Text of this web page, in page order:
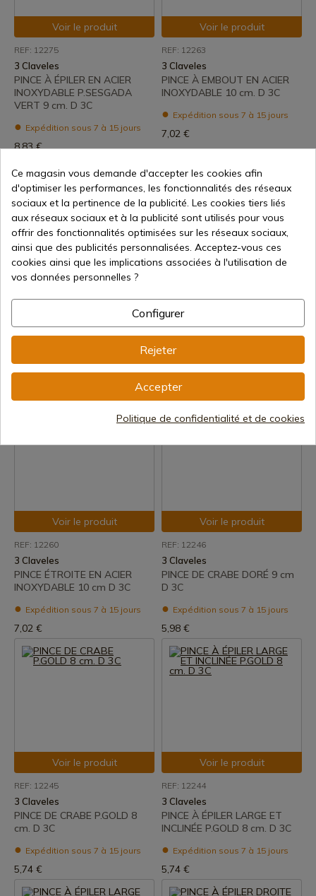
Voir le produit
REF: 12275
3 Claveles
PINCE À ÉPILER EN ACIER
INOXYDABLE P.SESGADA
VERT 9 cm. D 3C
Expédition sous 7 à 15 jours
8,83 €
Voir le produit
REF: 12263
3 Claveles
PINCE À EMBOUT EN ACIER
INOXYDABLE 10 cm. D 3C
Expédition sous 7 à 15 jours
7,02 €
Voir le produit
PINCE DE CRABE EN ACIER
3 Claveles
PINCE OBLIQUE EN ACIER
INOXYDABLE 10 cm D 3C
7,02 €
Voir le produit
REF: 12260
3 Claveles
PINCE ÉTROITE EN ACIER
INOXYDABLE 10 cm D 3C
Expédition sous 7 à 15 jours
7,02 €
Voir le produit
REF: 12246
3 Claveles
PINCE DE CRABE DORÉ 9 cm
D 3C
Expédition sous 7 à 15 jours
5,98 €
Voir le produit
REF: 12245
3 Claveles
PINCE DE CRABE P.GOLD 8
cm. D 3C
Expédition sous 7 à 15 jours
5,74 €
Voir le produit
REF: 12244
3 Claveles
PINCE À ÉPILER LARGE ET
INCLINÉE P.GOLD 8 cm. D 3C
Expédition sous 7 à 15 jours
5,74 €
Ce magasin vous demande d'accepter les cookies afin
d'optimiser les performances, les fonctionnalités des réseaux
sociaux et la pertinence de la publicité. Les cookies tiers liés
aux réseaux sociaux et à la publicité sont utilisés pour vous
offrir des fonctionnalités optimisées sur les réseaux sociaux,
ainsi que des publicités personnalisées. Acceptez-vous ces
cookies ainsi que les implications associées à l'utilisation de
vos données personnelles ?
Configurer
Rejeter
Accepter
Politique de confidentialité et de cookies